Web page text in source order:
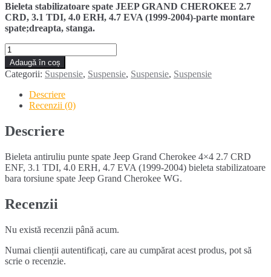
Bieleta stabilizatoare spate JEEP GRAND CHEROKEE 2.7
CRD, 3.1 TDI, 4.0 ERH, 4.7 EVA (1999-2004)-parte montare
spate;dreapta, stanga.
Cantitate
Bieleta
antiruliu
punte
spate
JEEP
GRAND
CHEROKEE
4X4
2004)
Adaugă în coș
Categorii: Suspensie, Suspensie, Suspensie, Suspensie
Descriere
Recenzii (0)
Descriere
Bieleta antiruliu punte spate Jeep Grand Cherokee 4×4 2.7 CRD
ENF, 3.1 TDI, 4.0 ERH, 4.7 EVA (1999-2004) bieleta stabilizatoare
bara torsiune spate Jeep Grand Cherokee WG.
Recenzii
Nu există recenzii până acum.
Numai clienții autentificați, care au cumpărat acest produs, pot să
scrie o recenzie.